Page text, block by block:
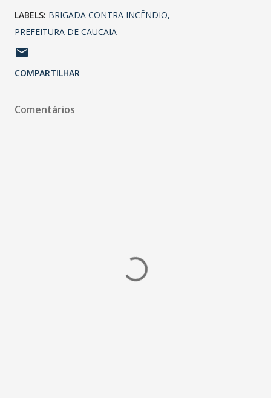
LABELS: BRIGADA CONTRA INCÊNDIO
PREFEITURA DE CAUCAIA
COMPARTILHAR
Comentários